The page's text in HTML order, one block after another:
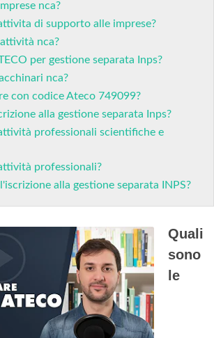
nca?
di supporto alle imprese?
nca?
per gestione separata Inps?
nca?
con codice Ateco 749099?
alla gestione separata Inps?
professionali scientifiche e
professionali?
alla gestione separata INPS?
Quali
sono
le